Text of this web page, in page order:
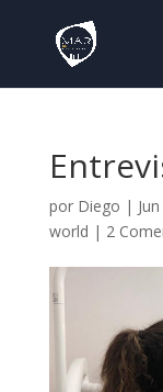
por Diego |
world | 2